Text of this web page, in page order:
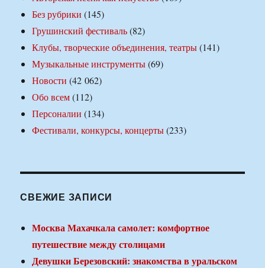
Без рубрики (145)
Грушинский фестиваль(82)
Клубы, творческие объединения, театры(141)
Музыкальные инструменты(69)
Новости (42 062)
Обо всем(112)
Персоналии (134)
Фестивали, конкурсы, концерты(233)
СВЕЖИЕ ЗАПИСИ
Москва Махачкала самолет: комфортное
путешествие между столицами
Девушки Березовский: знакомства в уральском